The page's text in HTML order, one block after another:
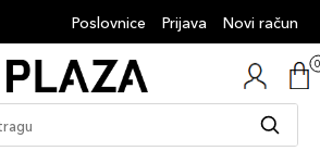
Poslovnice Prijava Novi račun